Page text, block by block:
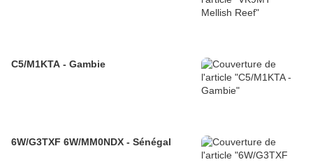
C5/M1KTA - Gambie
6W/G3TXF 6W/MM0NDX - Sénégal